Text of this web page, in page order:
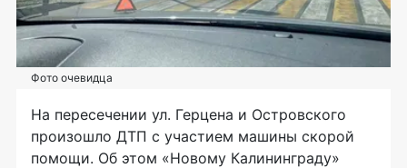
Фото очевидца
На пересечении ул. Герцена и Островского
произошло ДТП с участием машины скорой
помощи. Об этом «Новому Калининграду»